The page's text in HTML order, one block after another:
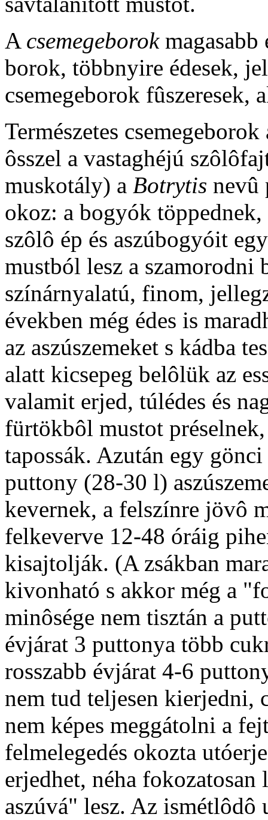
A csemegeborokmagasabb
borok, többnyire édesek,
csemegeborok fûszeresek,
Természetes
ôsszel a vastaghéjú
muskotály) a Botrytis nevû
okoz: a bogyók töppednek,
szôlô ép és aszúbogyóit
mustból lesz a szamorodni
színárnyalatú, finom,
években még édes is
az aszúszemeket s kádba
alatt kicsepeg belôlük az
valamit erjed, túlédes és
fürtökbôl mustot préselnek,
tapossák. Azután egy
puttony (28-30 l)
kevernek, a felszínre jövô
felkeverve 12-48 óráig
kisajtolják. (A zsákban
kivonható s akkor még a
minôsége nem tisztán a
évjárat 3 puttonya több
rosszabb évjárat 4-6
nem tud teljesen kierjedni,
nem képes meggátolni a
felmelegedés okozta
erjedhet, néha fokozatosan
aszúvá" lesz. Az ismétlôdô